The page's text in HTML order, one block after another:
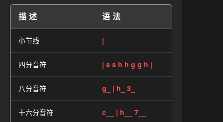
描述 语法
小节线 |
四分音符 | s s h h g g h |
八分音符 g_ | h_ 3_
十六分音符 c__ | h__ 7__